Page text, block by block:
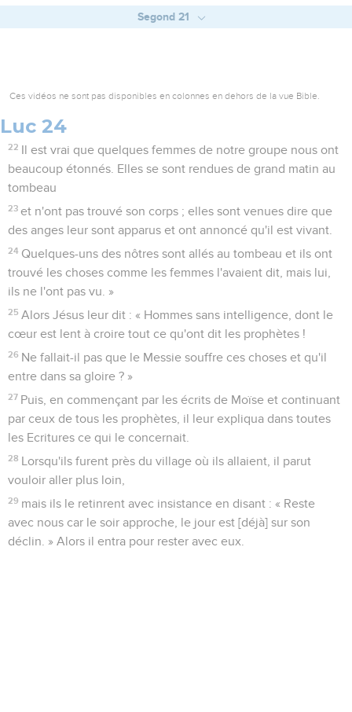
Segond 21
Ces vidéos ne sont pas disponibles en colonnes en dehors de la vue Bible.
Luc 24
22 Il est vrai que quelques femmes de notre groupe nous ont
beaucoup étonnés. Elles se sont rendues de grand matin au
tombeau
23 et n'ont pas trouvé son corps ; elles sont venues dire que
des anges leur sont apparus et ont annoncé qu'il est vivant.
24 Quelques-uns des nôtres sont allés au tombeau et ils ont
trouvé les choses comme les femmes l'avaient dit, mais lui,
ils ne l'ont pas vu. »
25 Alors Jésus leur dit : « Hommes sans intelligence, dont le
cœur est lent à croire tout ce qu'ont dit les prophètes !
26 Ne fallait-il pas que le Messie souffre ces choses et qu'il
entre dans sa gloire ? »
27 Puis, en commençant par les écrits de Moïse et continuant
par ceux de tous les prophètes, il leur expliqua dans toutes
les Ecritures ce qui le concernait.
28 Lorsqu'ils furent près du village où ils allaient, il parut
vouloir aller plus loin,
29 mais ils le retinrent avec insistance en disant : « Reste
avec nous car le soir approche, le jour est [déjà] sur son
déclin. » Alors il entra pour rester avec eux.